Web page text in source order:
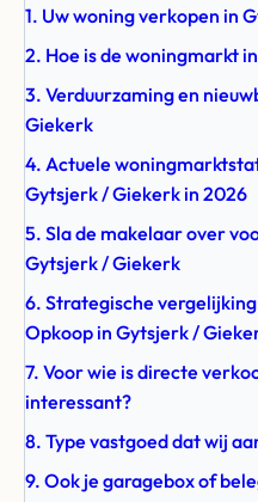
1. Uw woning verkopen in
2. Hoe is de woningmarkt
3. Verduurzaming en
Giekerk
4. Actuele
Gytsjerk / Giekerk in 2026
5. Sla de makelaar over
Gytsjerk / Giekerk
6. Strategische
Opkoop in Gytsjerk /
7. Voor wie is directe
interessant?
8. Type vastgoed dat wij
9. Ook je garagebox of